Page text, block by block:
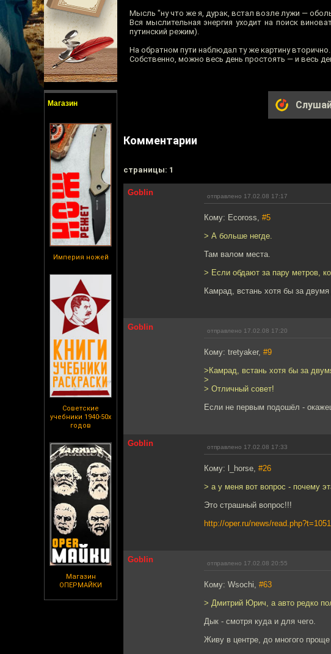
Магазин
Империя ножей
Советские
учебники 1940-50х
годов
Магазин
ОПЕРМАЙКИ
Мысль "ну что же я, дурак, встал возле лужи —
Вся мыслительная энергия уходит на поиск
путинский режим).
На обратном пути наблюдал ту же картину вторично.
Собственно, можно весь день простоять — и весь
Комментарии
cтраницы: 1
Goblin отправлено 17.02.08 17:17
Кому: Ecoross, #5
> А больше негде.
Там валом места.
> Если обдают за пару метров,
Камрад, встань хотя бы за
Goblin отправлено 17.02.08 17:20
Кому: tretyaker, #9
>Камрад, встань хотя бы за
>
> Отличный совет!
Если не первым подошёл -
Goblin отправлено 17.02.08 17:33
Кому: l_horse, #26
> а у меня вот вопрос - почему
Это страшный вопрос!!!
http://oper.ru/news/
Goblin отправлено 17.02.08 20:55
Кому: Wsochi, #63
> Дмитрий Юрич, а авто редко
Дык - смотря куда и для чего.
Живу в центре, до многого